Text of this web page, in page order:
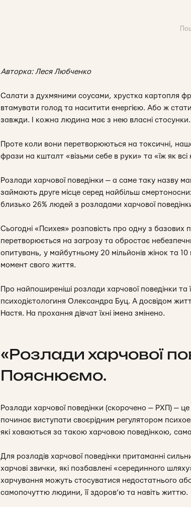
Авторка: Леся Любченко
Салати з духмяними соусами, хрустка картопля
втамувати голод та наситити енергією. Або ж
завжди. І кожна людина має з нею власні стосунки.
Проте коли вони перетворюються на токсичні,
фрази на кшталт «візьми себе в руки» та «їж як
Розлади харчової поведінки — а саме таку назву
займають друге місце серед найбільш
близько 26% людей з розладами харчової
Сьогодні «Психея» розповість про одну з
перетворюється на загрозу та обростає
опитувань, у майбутньому 20 мільйонів жінок та 10
момент свого життя.
Про найпоширеніші розлади харчової поведінки
психодієтологиня Олександра Буц. А досвідом
Настя. На прохання дівчат їхні імена змінено.
«Розлади харчової
Пояснюємо.
Розлади харчової поведінки (скорочено — РХП) —
починає виступати своєрідним регулятором
які ховаються за такою харчовою поведінкою,
Для розладів харчової поведінки притаманні
харчові звички, які позбавлені «серединного
харчування можуть стосуватися недостатнього
самопочуттю людини, її здоров’ю та навіть життю.